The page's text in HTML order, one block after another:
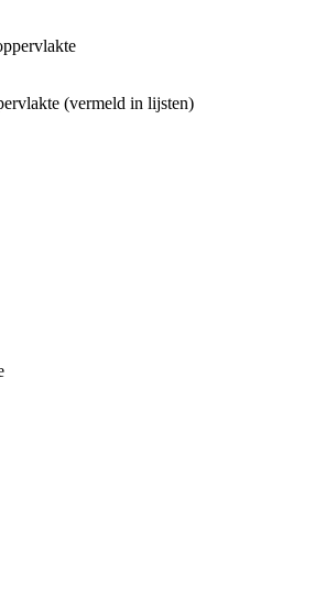
(vermeld in lijsten)